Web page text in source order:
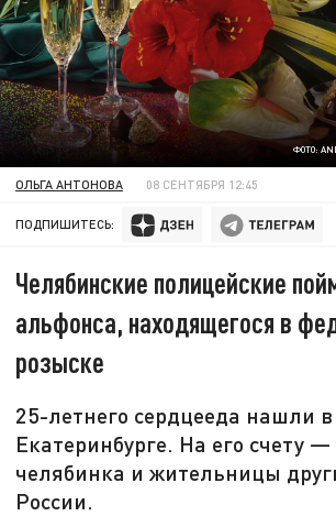
ФОТО:
ОЛЬГА АНТОНОВА 08 СЕНТЯБРЯ 12:45
ПОДПИШИТЕСЬ:
Челябинские полицейские
альфонса, находящегося в
розыске
25-летнего сердцееда нашли
Екатеринбурге. На его счету
челябинка и жительницы
России.